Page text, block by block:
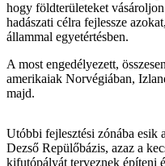
hogy földterületeket
hadászati célra fejlessze
állammal egyetértésben.
A most engedélyezett,
amerikaiak Norvégiában,
majd.
Utóbbi fejlesztési zónába esik
Dezső Repülőbázis, azaz a
kifutópályát terveznek építeni